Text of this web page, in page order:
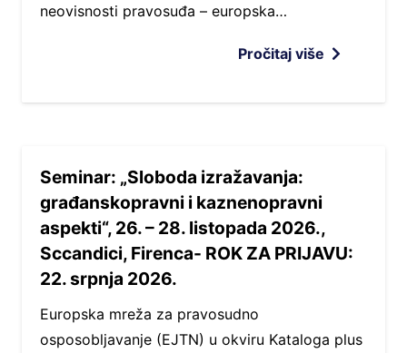
neovisnosti pravosuđa – europska…
Pročitaj više
Seminar: „Sloboda izražavanja:
građanskopravni i kaznenopravni
aspekti“, 26. – 28. listopada 2026.,
Sccandici, Firenca- ROK ZA PRIJAVU:
22. srpnja 2026.
Europska mreža za pravosudno
osposobljavanje (EJTN) u okviru Kataloga plus